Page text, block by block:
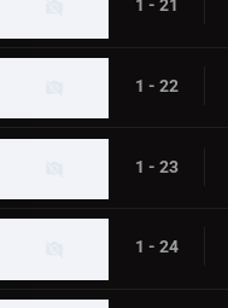
1 - 21
1 - 22
1 - 23
1 - 24